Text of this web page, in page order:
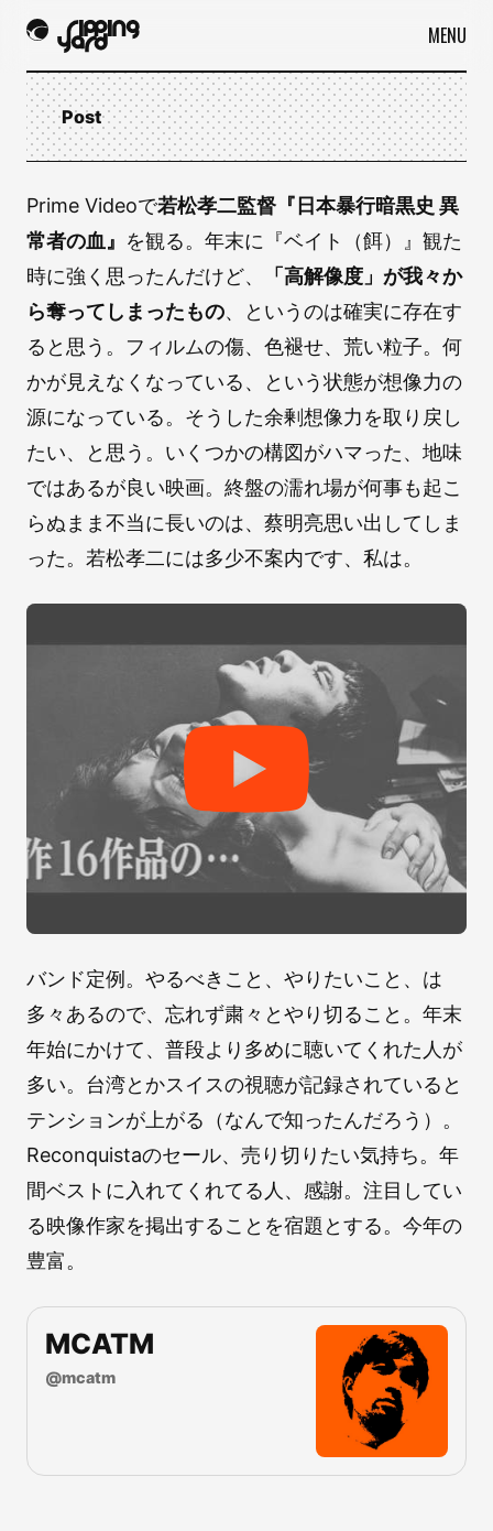
MENU
Post
Prime Videoで若松孝二監督『日本暴行暗黒史 異
常者の血』 を観る。年末に『ベイト（餌）』観た
時に強く思ったんだけど、
「高解像度」が我々か
ら奪ってしまったもの、というのは確実に存在す
ると思う。フィルムの傷、色褪せ、荒い粒子。何
かが見えなくなっている、という状態が想像力の
源になっている。そうした余剰想像力を取り戻し
たい、と思う。いくつかの構図がハマった、地味
ではあるが良い映画。終盤の濡れ場が何事も起こ
らぬまま不当に長いのは、蔡明亮思い出してしま
った。若松孝二には多少不案内です、私は。
バンド定例。やるべきこと、やりたいこと、は
多々あるので、忘れず粛々とやり切ること。年末
年始にかけて、普段より多めに聴いてくれた人が
多い。台湾とかスイスの視聴が記録されていると
テンションが上がる（なんで知ったんだろう）。
Reconquistaのセール、売り切りたい気持ち。年
間ベストに入れてくれてる人、感謝。注目してい
る映像作家を掲出することを宿題とする。今年の
豊富。
MCATM
@mcatm